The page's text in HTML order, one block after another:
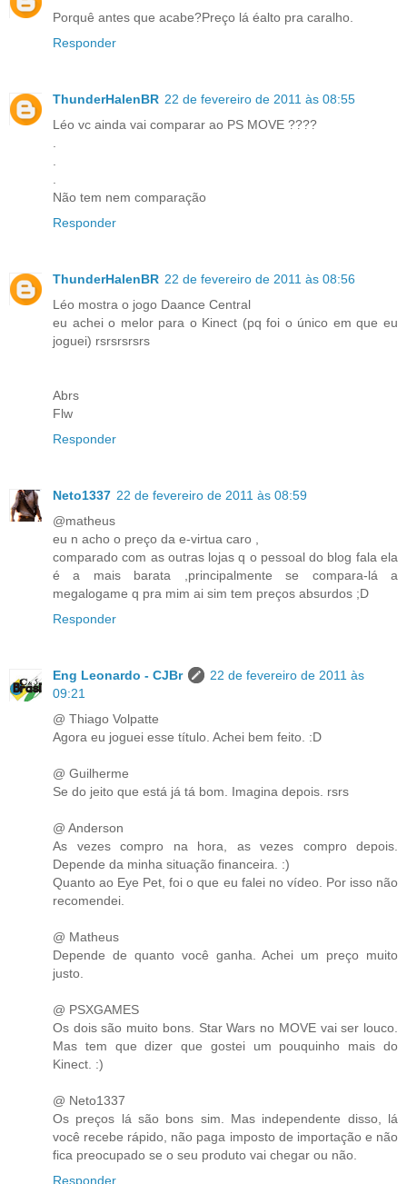
Porquê antes que acabe?Preço lá éalto pra caralho.
Responder
ThunderHalenBR 22 de fevereiro de 2011 às 08:55
Léo vc ainda vai comparar ao PS MOVE ????
Não tem nem comparação
Responder
ThunderHalenBR 22 de fevereiro de 2011 às 08:56
Léo mostra o jogo Daance Central
eu achei o melor para o Kinect (pq foi o único em que eu
joguei) rsrsrsrsrs
Abrs
Flw
Responder
Neto1337 22 de fevereiro de 2011 às 08:59
@matheus
eu n acho o preço da e-virtua caro ,
comparado com as outras lojas q o pessoal do blog fala ela
é a mais barata ,principalmente se compara-lá a
megalogame q pra mim ai sim tem preços absurdos ;D
Responder
Eng Leonardo - CJBr
22 de fevereiro de 2011 às
09:21
@ Thiago Volpatte
Agora eu joguei esse título. Achei bem feito. :D
@ Guilherme
Se do jeito que está já tá bom. Imagina depois. rsrs
@ Anderson
As vezes compro na hora, as vezes compro depois.
Depende da minha situação financeira. :)
Quanto ao Eye Pet, foi o que eu falei no vídeo. Por isso não
recomendei.
@ Matheus
Depende de quanto você ganha. Achei um preço muito
justo.
@ PSXGAMES
Os dois são muito bons. Star Wars no MOVE vai ser louco.
Mas tem que dizer que gostei um pouquinho mais do
Kinect. :)
@ Neto1337
Os preços lá são bons sim. Mas independente disso, lá
você recebe rápido, não paga imposto de importação e não
fica preocupado se o seu produto vai chegar ou não.
Responder